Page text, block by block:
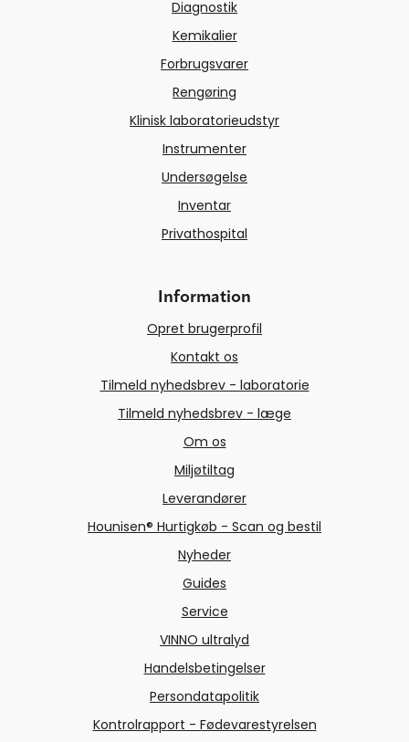
Diagnostik
Kemikalier
Forbrugsvarer
Rengøring
Klinisk laboratorieudstyr
Instrumenter
Undersøgelse
Inventar
Privathospital
Information
Opret brugerprofil
Kontakt os
Tilmeld nyhedsbrev - laboratorie
Tilmeld nyhedsbrev - læge
Om os
Miljøtiltag
Leverandører
Hounisen® Hurtigkøb - Scan og bestil
Nyheder
Guides
Service
VINNO ultralyd
Handelsbetingelser
Persondatapolitik
Kontrolrapport - Fødevarestyrelsen